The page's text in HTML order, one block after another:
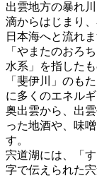
出雲地方の暴れ
滴からはじまり
日本海へと流れま
「やまたのおろ
水系」を指した
「斐伊川」のも
に多くのエネル
奥出雲から、出
った地酒や、味
す。
宍道湖には、「
字で伝えられた